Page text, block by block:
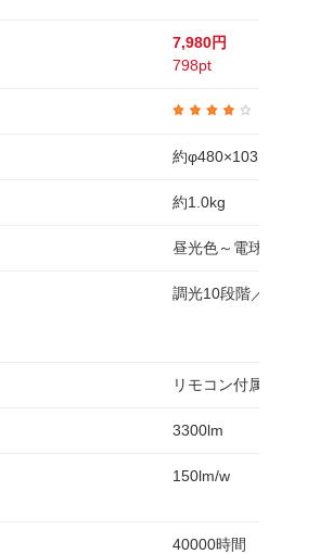
7,980円
798pt
約φ480×103mm
約1.0kg
昼光色～電球色
調光10段階／調色11
リモコン付属
3300lm
150lm/w
40000時間